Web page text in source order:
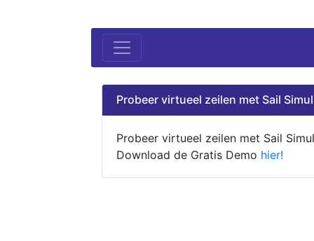
Probeer virtueel zeilen met Sail
Probeer virtueel zeilen met Sail
Download de Gratis Demo hier!